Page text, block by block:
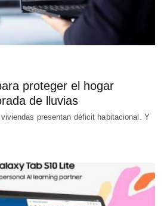
proteger el hogar
de lluvias
presentan déficit habitacional. Y